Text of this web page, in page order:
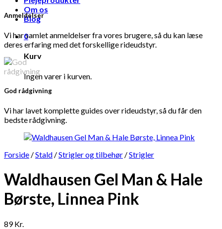
Om os
Blog
0
Kurv
Ingen varer i kurven.
Anmeldelser
Vi har samlet anmeldelser fra vores brugere, så du kan læse
deres erfaring med det forskellige rideudstyr.
God rådgivning
Vi har lavet komplette guides over rideudstyr, så du får den
bedste rådgivning.
Forside /Stald /Strigler og tilbehør /Strigler
Waldhausen Gel Man & Hale
Børste, Linnea Pink
89Kr.